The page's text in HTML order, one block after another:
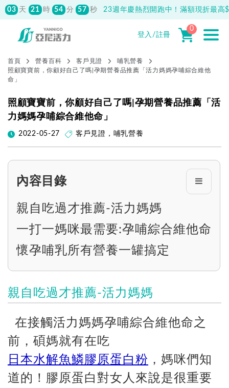
03 天 21 時 54 分 56 秒 23週年慶熱烈開跑中！滿額現折最高
登入/註冊
0
首頁 營養百科 客戶見證
哺乳營養
照顧寶寶前，你顧好自己了嗎|孕期營養品推薦「活力媽媽孕哺綜合維他
命」
照顧寶寶前，你顧好自己了嗎|孕期營養品推薦「活
力媽媽孕哺綜合維他命」
2022-05-27 客戶見證 ， 哺乳營養
內容目錄
親自吃過才推薦-活力媽媽
一打一媽咪最需要:孕哺綜合維他命
懷孕哺乳所有營養一罐搞定
親自吃過才推薦-活力媽媽
在接觸活力媽媽孕哺綜合維他命之
前，碩媽就有在吃
日本水解魚鱗膠原蛋白粉 ，媽咪們知
道的！膠原蛋白對女人來說是很重要